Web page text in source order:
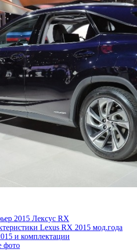
2015 Лексус RX
Lexus RX 2015 мод.года
и комплектации
фото